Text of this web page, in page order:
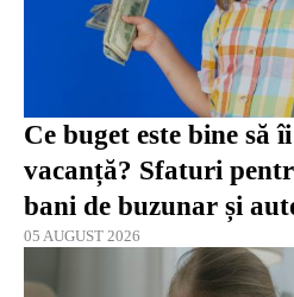
Ce buget este bine să
vacanță? Sfaturi
bani de buzunar și
05 AUGUST 2026